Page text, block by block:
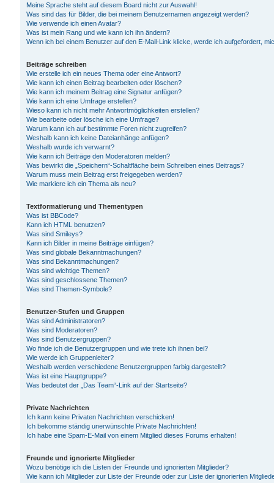
Meine Sprache steht auf diesem Board nicht zur Auswahl!
Was sind das für Bilder, die bei meinem Benutzernamen angezeigt werden?
Wie verwende ich einen Avatar?
Was ist mein Rang und wie kann ich ihn ändern?
Wenn ich bei einem Benutzer auf den E-Mail-Link klicke, werde ich aufgefordert,
Beiträge schreiben
Wie erstelle ich ein neues Thema oder eine Antwort?
Wie kann ich einen Beitrag bearbeiten oder löschen?
Wie kann ich meinem Beitrag eine Signatur anfügen?
Wie kann ich eine Umfrage erstellen?
Wieso kann ich nicht mehr Antwortmöglichkeiten erstellen?
Wie bearbeite oder lösche ich eine Umfrage?
Warum kann ich auf bestimmte Foren nicht zugreifen?
Weshalb kann ich keine Dateianhänge anfügen?
Weshalb wurde ich verwarnt?
Wie kann ich Beiträge den Moderatoren melden?
Was bewirkt die „Speichern“-Schaltfläche beim Schreiben eines Beitrags?
Warum muss mein Beitrag erst freigegeben werden?
Wie markiere ich ein Thema als neu?
Textformatierung und Thementypen
Was ist BBCode?
Kann ich HTML benutzen?
Was sind Smileys?
Kann ich Bilder in meine Beiträge einfügen?
Was sind globale Bekanntmachungen?
Was sind Bekanntmachungen?
Was sind wichtige Themen?
Was sind geschlossene Themen?
Was sind Themen-Symbole?
Benutzer-Stufen und Gruppen
Was sind Administratoren?
Was sind Moderatoren?
Was sind Benutzergruppen?
Wo finde ich die Benutzergruppen und wie trete ich ihnen bei?
Wie werde ich Gruppenleiter?
Weshalb werden verschiedene Benutzergruppen farbig dargestellt?
Was ist eine Hauptgruppe?
Was bedeutet der „Das Team“-Link auf der Startseite?
Private Nachrichten
Ich kann keine Privaten Nachrichten verschicken!
Ich bekomme ständig unerwünschte Private Nachrichten!
Ich habe eine Spam-E-Mail von einem Mitglied dieses Forums erhalten!
Freunde und ignorierte Mitglieder
Wozu benötige ich die Listen der Freunde und ignorierten Mitglieder?
Wie kann ich Mitglieder zur Liste der Freunde oder zur Liste der ignorierten